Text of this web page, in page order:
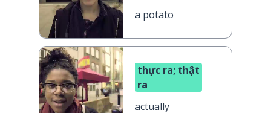
a potato
thực ra; thật
ra
actually